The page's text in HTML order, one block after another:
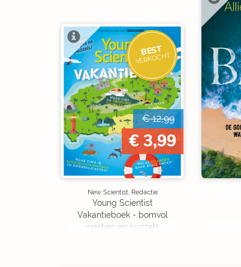
BEST
VERKOCHT
€ 12,99
€ 3,99
New Scientist, Redactie
Young Scientist
Vakantieboek - bomvol
weetjes en puzzels